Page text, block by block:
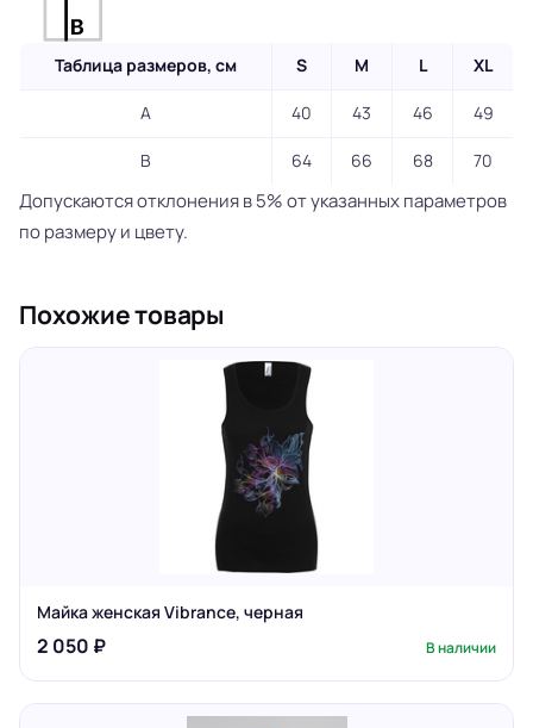
Таблица размеров, см S M L XL
A 40 43 46 49
B 64 66 68 70
Допускаются отклонения в 5% от указанных параметров
по размеру и цвету.
Похожие товары
Майка женская Vibrance, черная
2 050 ₽ В наличии